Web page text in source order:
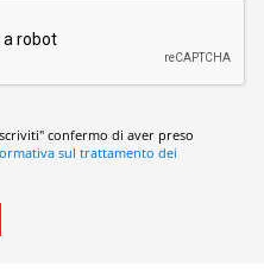
confermo di aver preso
sul trattamento dei